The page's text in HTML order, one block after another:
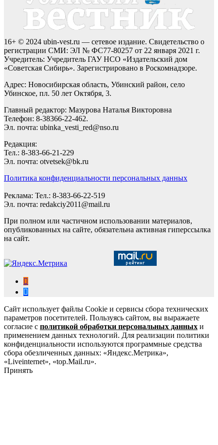
16+ © 2024 ubin-vest.ru — сетевое издание. Свидетельство о
регистрации СМИ: ЭЛ № ФС77-80257 от 22 января 2021 г.
Учредитель: Учредитель ГАУ НСО «Издательский дом
«Советская Сибирь». Зарегистрировано в Роскомнадзоре.
Адрес: Новосибирская область, Убинский район, село
Убинское, пл. 50 лет Октября, 3.
Главный редактор: Мазурова Наталья Викторовна
Телефон: 8-38366-22-462.
Эл. почта: ubinka_vesti_red@nso.ru
Редакция:
Тел.: 8-383-66-21-229
Эл. почта: otvetsek@bk.ru
Политика конфиденциальности персональных данных
Реклама: Тел.: 8-383-66-22-519
Эл. почта: redakciy2011@mail.ru
При полном или частичном использовании материалов,
опубликованных на сайте, обязательна активная гиперссылка
на сайт.
Сайт использует файлы Cookie и сервисы сбора технических
параметров посетителей. Пользуясь сайтом, вы выражаете
согласие с политикой обработки персональных данных и
применением данных технологий. Для реализации политики
конфиденциальности используются программные средства
сбора обезличенных данных: «Яндекс.Метрика»,
«Liveinternet», «top.Mail.ru».
Принять